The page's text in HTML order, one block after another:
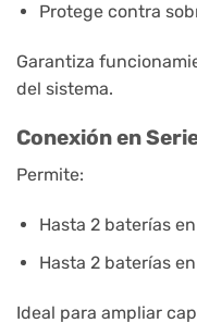
Protege contra
Garantiza
del sistema.
Conexión en
Permite:
Hasta 2 baterías
Hasta 2 baterías
Ideal para ampliar